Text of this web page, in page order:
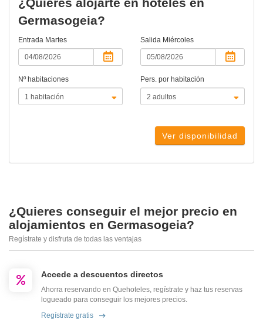
¿Quieres alojarte en hoteles en
Germasogeia?
Entrada Martes Salida Miércoles
Nº habitaciones Pers. por habitación
Ver disponibilidad
¿Quieres conseguir el mejor precio en
alojamientos en Germasogeia?
Regístrate y disfruta de todas las ventajas
Accede a descuentos directos
Ahorra reservando en Quehoteles, regístrate y haz tus reservas
logueado para conseguir los mejores precios.
Regístrate gratis